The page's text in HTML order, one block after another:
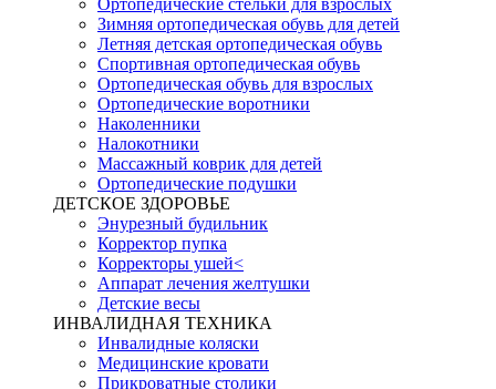
Ортопедические стельки для взрослых
Зимняя ортопедическая обувь для детей
Летняя детская ортопедическая обувь
Спортивная ортопедическая обувь
Ортопедическая обувь для взрослых
Ортопедические воротники
Наколенники
Налокотники
Массажный коврик для детей
Ортопедические подушки
ДЕТСКОЕ ЗДОРОВЬЕ
Энурезный будильник
Корректор пупка
Корректоры ушей<
Аппарат лечения желтушки
Детские весы
ИНВАЛИДНАЯ ТЕХНИКА
Инвалидные коляски
Медицинские кровати
Прикроватные столики